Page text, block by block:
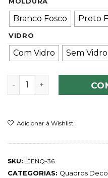
Branco Fosco Preto
VIDRO
Com Vidro Sem Vidro
Quadro It All Begins
Adicionar à Wishlist
SKU: LJENQ-36
CATEGORIAS: Quadros